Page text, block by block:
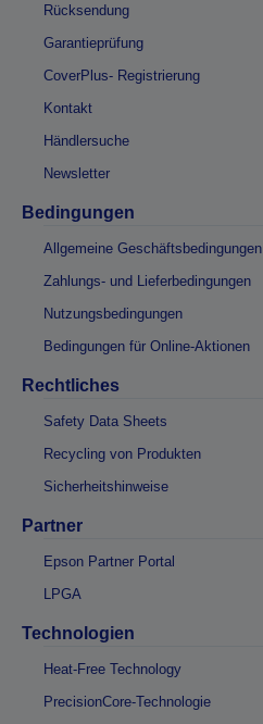
Rücksendung
Garantieprüfung
CoverPlus- Registrierung
Kontakt
Händlersuche
Newsletter
Bedingungen
Allgemeine Geschäftsbedingungen
Zahlungs- und Lieferbedingungen
Nutzungsbedingungen
Bedingungen für Online-Aktionen
Rechtliches
Safety Data Sheets
Recycling von Produkten
Sicherheitshinweise
Partner
Epson Partner Portal
LPGA
Technologien
Heat-Free Technology
PrecisionCore-Technologie